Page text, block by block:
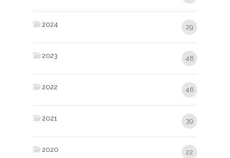
2024 29
2023 48
2022 46
2021 39
2020 22